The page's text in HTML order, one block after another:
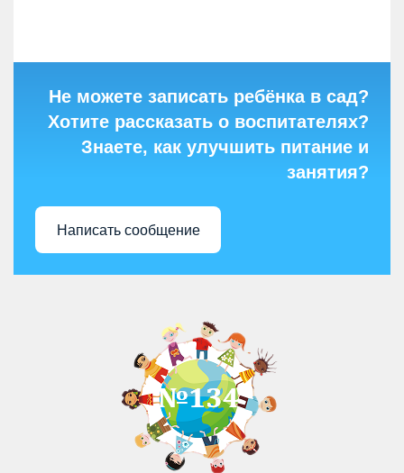
Не можете записать ребёнка в сад?
Хотите рассказать о воспитателях?
Знаете, как улучшить питание и
занятия?
Написать сообщение